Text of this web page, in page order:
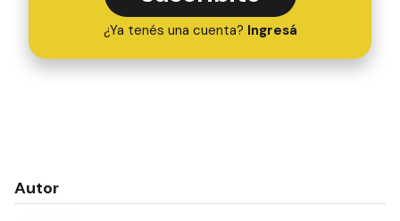
¿Ya tenés una cuenta? Ingresá
Autor